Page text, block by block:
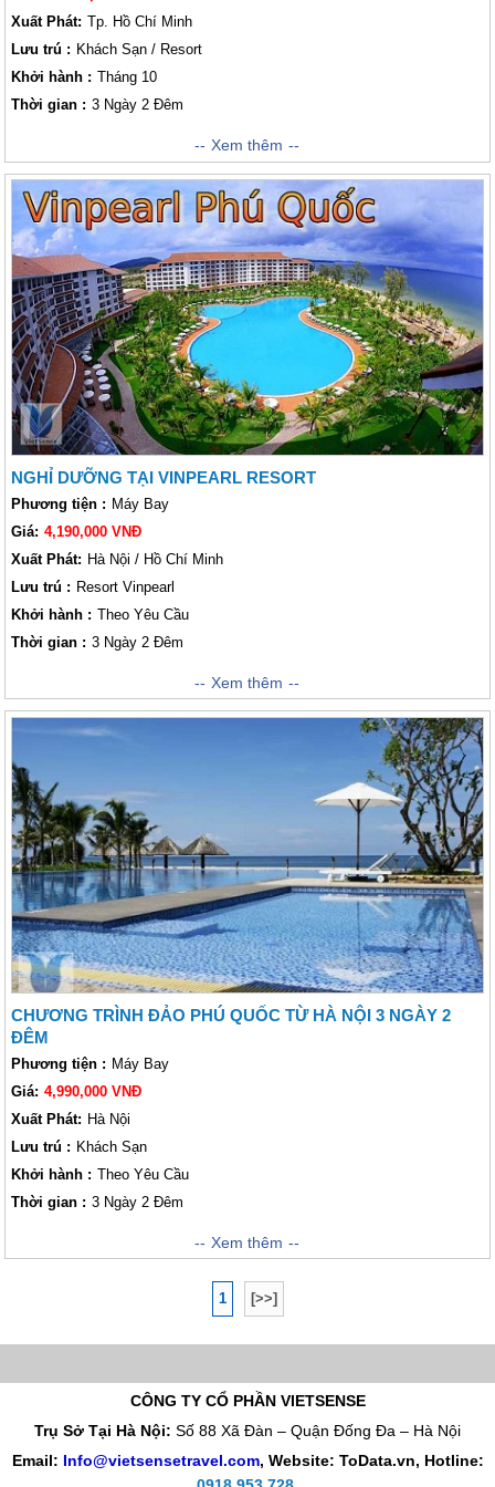
Xuất Phát: Tp. Hồ Chí Minh
Lưu trú : Khách Sạn / Resort
Khởi hành : Tháng 10
Thời gian : 3 Ngày 2 Đêm
Đảo ngọc Phú Quốc - hiện thân của biển xanh, cát trắng, nắng vàng rực
rỡ với nhiều danh thắng cảnh thiên nhiên xinh đẹp đủ để vẫy gọi khách
thăm quan về đây tham quan và thưởng ngoạn. Đến đây, không chỉ được
say lòng trong tiếng gió, tiếng rì rào của sóng biển mà bạn sẽ được thả
mình trong sự bình yên, dịu dàng của Phú Quốc khi ngắm nhìn hoàng
hôn xinh đẹp trên bờ biển. Phú Quốc đẹp và bình yên lắm, hãy đến và
nghỉ dưỡng tại Phú Quốc thân yêu thôi nào.
Xem thêm
NGHỈ DƯỠNG TẠI VINPEARL RESORT
Phương tiện : Máy Bay
Giá: 4,190,000 VNĐ
Xuất Phát: Hà Nội / Hồ Chí Minh
Lưu trú : Resort Vinpearl
Khởi hành : Theo Yêu Cầu
Thời gian : 3 Ngày 2 Đêm
Nghỉ Dưỡng tại Vinpearl Resort. Khu nghỉ dưỡng được xây dựng trên
diện tích hơn 300ha tại bãi Dài. Được may mắn là lọt vào top 10 những
bãi biển còn nguyên sự hoang sơ của thế giới. Vinpearl là khách sạn 5
sao đầu tiên và lớn nhất trên đảo Ngọc, bao gồm 750 phòng có thể đón
tối đa 2.000 lượt khách; khu biệt thự sang trọng; sân golf 27 lỗ thiết kế
theo mô hình biển – đảo nổi tiếng trên thế giới...
Xem thêm
CHƯƠNG TRÌNH ĐẢO PHÚ QUỐC TỪ HÀ NỘI 3 NGÀY 2
ĐÊM
Phương tiện : Máy Bay
Giá: 4,990,000 VNĐ
Xuất Phát: Hà Nội
Lưu trú : Khách Sạn
Khởi hành : Theo Yêu Cầu
Thời gian : 3 Ngày 2 Đêm
Hành trình khám phá Đảo Ngọc Phú Quốc xuất phát từ Thủ đô Hà Nội
kéo dài 3 Ngày 2 Đêm sẽ đưa quý khách đến với những điều độc đáo và
thú vị nhất. Đến với hành trình này, quý khách đến với hòn đảo nơi được
mệnh danh là đảo ngọc với bốn bề là biển trong xanh, cát trắng và nắng
lòng mỗi Lữ khách đến với nơi đây. Kính mời quý khách tham khảo lịch
Xem thêm
1 [>>]
CÔNG TY CỔ PHẦN VIETSENSE
Trụ Sở Tại Hà Nội: Số 88 Xã Đàn – Quận Đống Đa – Hà Nội
Email: Info@vietsensetravel.com, Website: ToData.vn, Hotline: